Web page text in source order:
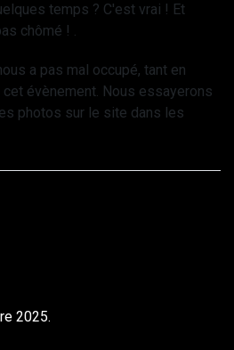
temps ? C'est vrai ! Et
chômé ! .
a pas mal occupé, tant en
évènement. Nous essayerons
photos sur le site dans les
2025.